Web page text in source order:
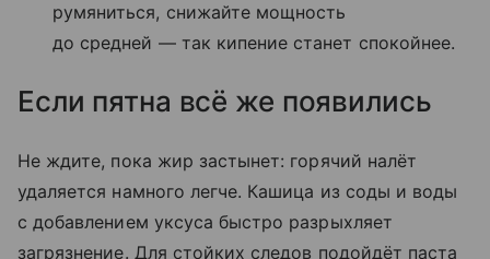
румяниться, снижайте мощность
до средней — так кипение станет спокойнее.
Если пятна всё же появились
Не ждите, пока жир застынет: горячий налёт
удаляется намного легче. Кашица из соды и воды
с добавлением уксуса быстро разрыхляет
загрязнение. Для стойких следов подойдёт паста